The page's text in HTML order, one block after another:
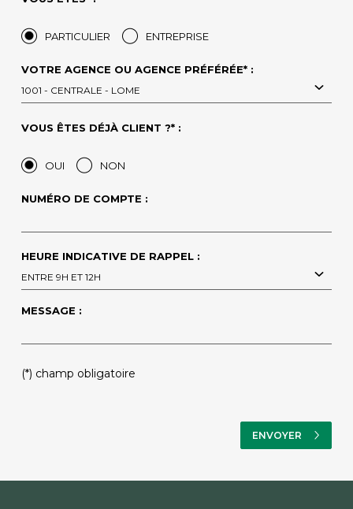
PARTICULIER ENTREPRISE
VOTRE AGENCE OU AGENCE PRÉFÉRÉE* :
1001 - CENTRALE - LOME
VOUS ÊTES DÉJÀ CLIENT ?* :
OUI NON
NUMÉRO DE COMPTE :
HEURE INDICATIVE DE RAPPEL :
ENTRE 9H ET 12H
MESSAGE :
PLEASE
LEAVE
(*) champ obligatoire